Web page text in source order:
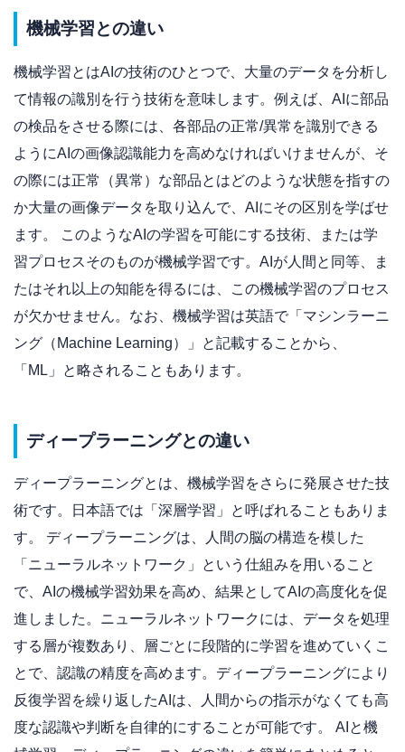
機械学習との違い
機械学習とはAIの技術のひとつで、大量のデータを分析し
て情報の識別を行う技術を意味します。例えば、AIに部品
の検品をさせる際には、各部品の正常/異常を識別できる
ようにAIの画像認識能力を高めなければいけませんが、そ
の際には正常（異常）な部品とはどのような状態を指すの
か大量の画像データを取り込んで、AIにその区別を学ばせ
ます。 このようなAIの学習を可能にする技術、または学
習プロセスそのものが機械学習です。AIが人間と同等、ま
たはそれ以上の知能を得るには、この機械学習のプロセス
が欠かせません。なお、機械学習は英語で「マシンラーニ
ング（Machine Learning）」と記載することから、
「ML」と略されることもあります。
ディープラーニングとの違い
ディープラーニングとは、機械学習をさらに発展させた技
術です。日本語では「深層学習」と呼ばれることもありま
す。 ディープラーニングは、人間の脳の構造を模した
「ニューラルネットワーク」という仕組みを用いること
で、AIの機械学習効果を高め、結果としてAIの高度化を促
進しました。ニューラルネットワークには、データを処理
する層が複数あり、層ごとに段階的に学習を進めていくこ
とで、認識の精度を高めます。ディープラーニングにより
反復学習を繰り返したAIは、人間からの指示がなくても高
度な認識や判断を自律的にすることが可能です。 AIと機